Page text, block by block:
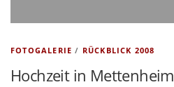
FOTOGALERIE / RÜCKBLICK 2008
Hochzeit in Mettenheim